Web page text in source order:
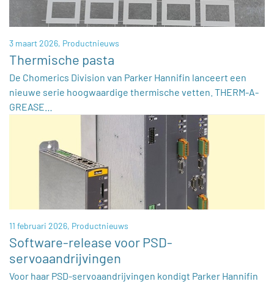
3 maart 2026, Productnieuws
Thermische pasta
De Chomerics Division van Parker Hannifin lanceert een
nieuwe serie hoogwaardige thermische vetten. THERM-A-
GREASE…
11 februari 2026, Productnieuws
Software-release voor PSD-
servoaandrijvingen
Voor haar PSD-servoaandrijvingen kondigt Parker Hannifin